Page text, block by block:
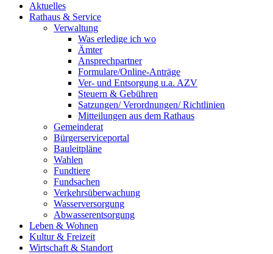
Aktuelles
Rathaus & Service
Verwaltung
Was erledige ich wo
Ämter
Ansprechpartner
Formulare/Online-Anträge
Ver- und Entsorgung u.a. AZV
Steuern & Gebühren
Satzungen/ Verordnungen/ Richtlinien
Mitteilungen aus dem Rathaus
Gemeinderat
Bürgerserviceportal
Bauleitpläne
Wahlen
Fundtiere
Fundsachen
Verkehrsüberwachung
Wasserversorgung
Abwasserentsorgung
Leben & Wohnen
Kultur & Freizeit
Wirtschaft & Standort